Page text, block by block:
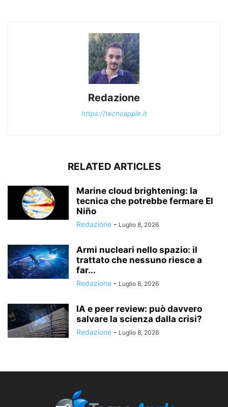
Redazione
https://tecnoapple.it
RELATED ARTICLES
Marine cloud brightening: la
tecnica che potrebbe fermare El
Niño
Redazione - Luglio 8, 2026
Armi nucleari nello spazio: il
trattato che nessuno riesce a
far...
Redazione - Luglio 8, 2026
IA e peer review: può davvero
salvare la scienza dalla crisi?
Redazione - Luglio 8, 2026